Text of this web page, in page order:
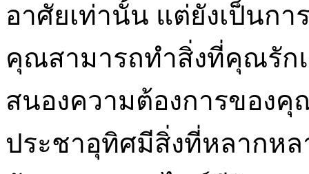
อาศัยเท่านั้น แต่ยังเป็นก
คุณสามารถทำสิ่งที่คุณรัก
สนองความต้องการของ
ประชาอุทิศมีสิ่งที่หลากห